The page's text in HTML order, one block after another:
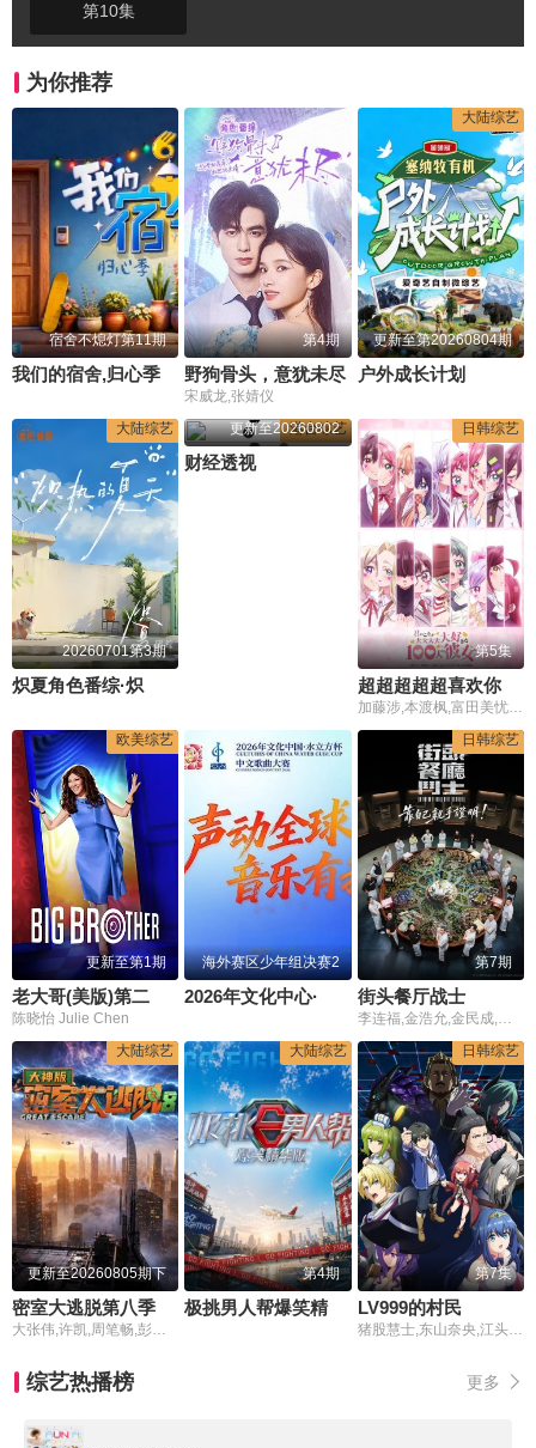
第10集
为你推荐
宿舍不熄灯第11期
我们的宿舍,归心季
第4期
野狗骨头，意犹未尽
宋威龙,张婧仪
大陆综艺
更新至第20260804期
户外成长计划
大陆综艺
20260701第3期
港台综艺
更新至20260802
财经透视
日韩综艺
第5集
超超超超超喜欢你的100个女朋友第三季
加藤涉,本渡枫,富田美忧,长绳麻理亚,濑户麻沙美,朝井彩加,上坂堇,进藤天音,三森铃子,高桥李依,Lynn,高尾奏音,石原夏织,竹达彩奈,千叶繁,上田祐司
欧美综艺
更新至第1期
陈晓怡 Julie Chen
海外赛区少年组决赛2
日韩综艺
第7期
街头餐厅战士
李连福,金浩允,金民成,郑镐泳,宋勋,洪锡天
大陆综艺
更新至20260805期下
大张伟,许凯,周笔畅,彭昱畅,张真源,陈哲远
大陆综艺
第4期
日韩综艺
第7集
LV999的村民
猪股慧士,东山奈央,江头宏哉,岛崎信长,石见舞菜香,古贺葵,Lynn,梅原裕一郎
综艺热播榜 更多